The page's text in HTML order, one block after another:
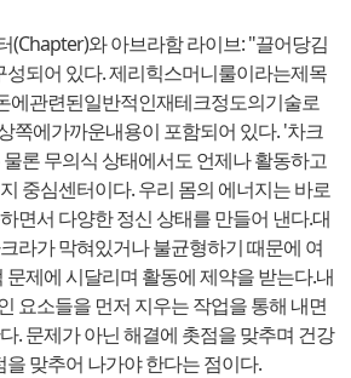
(Chapter)와 아브라함 라이브: "끌어당김
성되어 있다. 제리힉스머니룰이라는제목
에관련된일반적인재테크정도의기술로
쪽에가까운내용이 포함되어 있다. '차크
론 무의식 상태에서도 언제나 활동하고
중심센터이다. 우리 몸의 에너지는 바로
면서 다양한 정신 상태를 만들어 낸다.대
라가 막혀있거나 불균형하기 때문에 여
문제에 시달리며 활동에 제약을 받는다.내
요소들을 먼저 지우는 작업을 통해 내면
. 문제가 아닌 해결에 촛점을 맞추며 건강
을 맞추어 나가야 한다는 점이다.